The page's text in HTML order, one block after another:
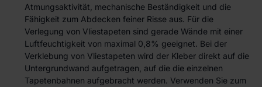
Atmungsaktivität, mechanische Beständigkeit und die
Fähigkeit zum Abdecken feiner Risse aus. Für die
Verlegung von Vliestapeten sind gerade Wände mit einer
Luftfeuchtigkeit von maximal 0,8% geeignet. Bei der
Verklebung von Vliestapeten wird der Kleber direkt auf die
Untergrundwand aufgetragen, auf die die einzelnen
Tapetenbahnen aufgebracht werden. Verwenden Sie zum